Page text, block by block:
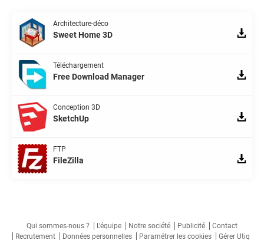
Architecture-déco
Sweet Home 3D
Téléchargement
Free Download Manager
Conception 3D
SketchUp
FTP
FileZilla
Qui sommes-nous ? L'équipe Notre société Publicité
Contact
Recrutement
Données personnelles Paramétrer les cookies Gérer Utiq